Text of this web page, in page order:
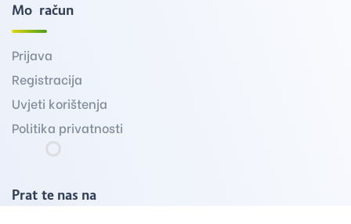
Moj račun
Prijava
Registracija
Uvjeti korištenja
Politika privatnosti
Pratite nas na